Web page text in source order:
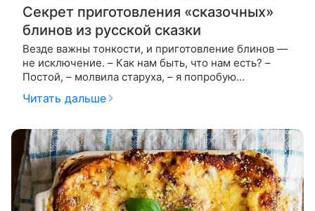
Секрет приготовления «сказочных»
блинов из русской сказки
Везде важны тонкости, и приготовление блинов —
не исключение. – Как нам быть, что нам есть? –
Постой, – молвила старуха, – я попробую
жерновцы. Взяла жерновцы и стала молоть: ан блин
да пирог, блин да пирог,
Читать дальше